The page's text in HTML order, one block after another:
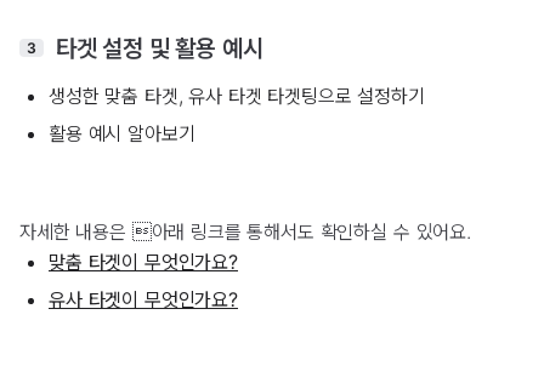
3 타겟 설정 및 활용 예시
생성한 맞춤 타겟, 유사 타겟 타겟팅으로 설정하기
활용 예시 알아보기
자세한 내용은 아래 링크를 통해서도 확인하실 수 있어요.
맞춤 타겟이 무엇인가요?
유사 타겟이 무엇인가요?